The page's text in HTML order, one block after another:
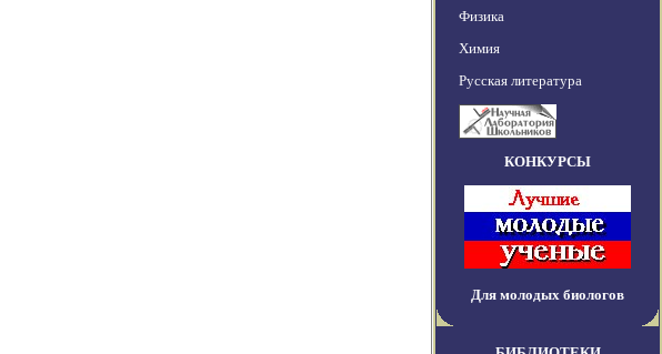
Физика
Химия
Русская литература
КОНКУРСЫ
Для молодых биологов